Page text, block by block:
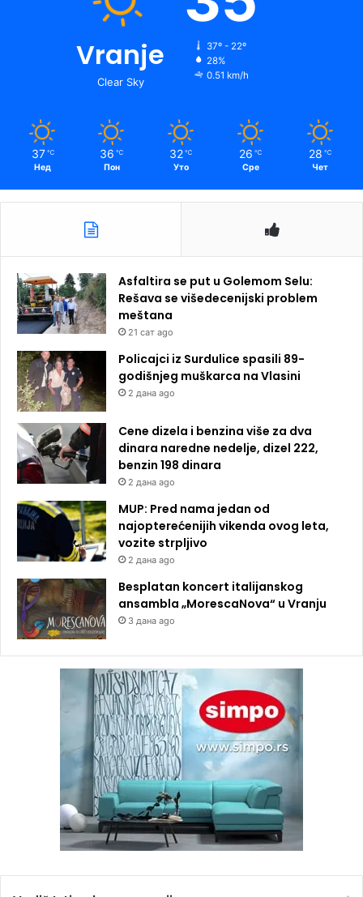
Vranje
Clear Sky
37º - 22º
28%
0.51 km/h
37 ℃
Нед
36 ℃
Пон
32 ℃
Уто
26 ℃
Сре
28 ℃
Чет
Asfaltira se put u Golemom Selu:
Rešava se višedecenijski problem
meštana
21 сат ago
Policajci iz Surdulice spasili 89-
godišnjeg muškarca na Vlasini
2 дана ago
Cene dizela i benzina više za dva
dinara naredne nedelje, dizel 222,
benzin 198 dinara
2 дана ago
MUP: Pred nama jedan od
najopterećenijih vikenda ovog leta,
vozite strpljivo
2 дана ago
Besplatan koncert italijanskog
ansambla „MorescaNova“ u Vranju
3 дана ago